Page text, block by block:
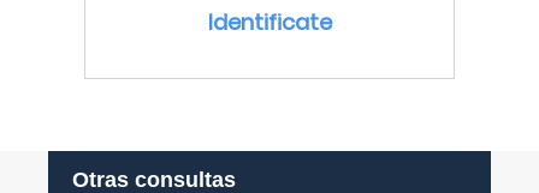
Identificate
Otras consultas